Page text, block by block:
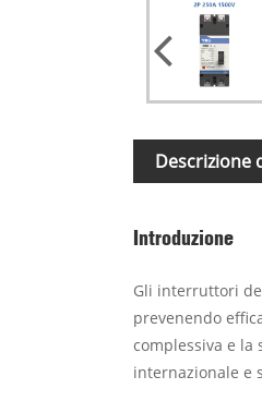
Descrizione
Introduzione
Gli interruttori
prevenendo
complessiva e la
internazionale e